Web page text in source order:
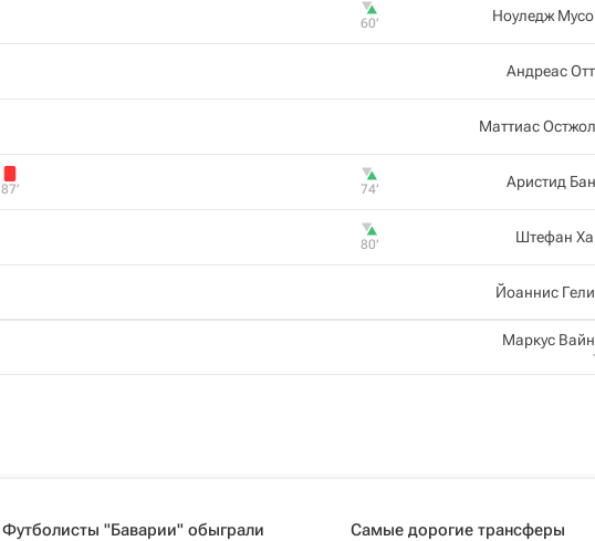
87‎’‎
Ноуледж
60‎’‎
Андреас
Маттиас
Аристид
74‎’‎
Штефан
80‎’‎
Йоаннис
Маркус
Футболисты "Баварии" обыграли
Самые дорогие трансферы